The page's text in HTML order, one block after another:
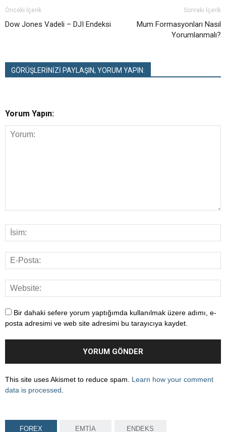
Önceki İçerik
Dow Jones Vadeli – DJI Endeksi
Sonraki İçerik
Mum Formasyonları Nasıl
Yorumlanmalı?
GÖRÜŞLERİNİZİ PAYLAŞIN, YORUM YAPIN:
Yorum Yapın:
Bir dahaki sefere yorum yaptığımda kullanılmak üzere adımı, e-
posta adresimi ve web site adresimi bu tarayıcıya kaydet.
This site uses Akismet to reduce spam. Learn how your comment
data is processed
FOREX EMTİA ENDEKS